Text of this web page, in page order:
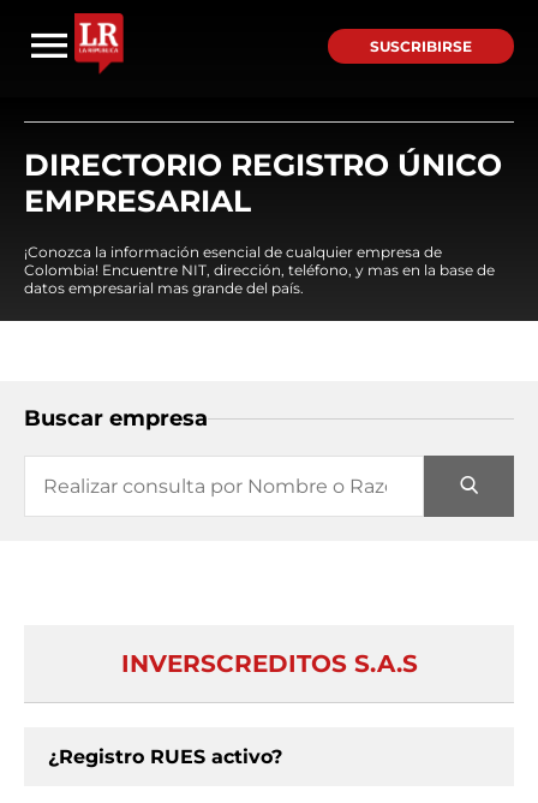
SUSCRIBIRSE
DIRECTORIO REGISTRO ÚNICO
EMPRESARIAL
¡Conozca la información esencial de cualquier empresa de
Colombia! Encuentre NIT, dirección, teléfono, y mas en la base de
datos empresarial mas grande del país.
Buscar empresa
INVERSCREDITOS S.A.S
¿Registro RUES activo?